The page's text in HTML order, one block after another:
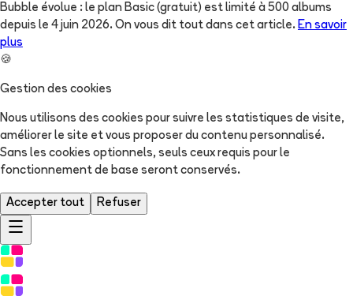
Bubble évolue : le plan Basic (gratuit) est limité à 500 albums
depuis le 4 juin 2026. On vous dit tout dans cet article. En savoir
plus
🍪
Gestion des cookies
Nous utilisons des cookies pour suivre les statistiques de visite,
améliorer le site et vous proposer du contenu personnalisé.
Sans les cookies optionnels, seuls ceux requis pour le
fonctionnement de base seront conservés.
Accepter tout Refuser